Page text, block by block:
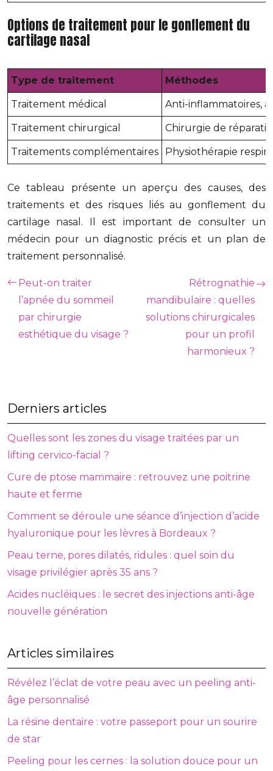
Options de traitement pour le gonflement du
cartilage nasal
Type de traitement Méthodes
Traitement médical Anti-inflammatoires,
Traitement chirurgical Chirurgie de
Traitements complémentaires Physiothérapie
Ce tableau présente un aperçu des causes, des
traitements et des risques liés au gonflement du
cartilage nasal. Il est important de consulter un
médecin pour un diagnostic précis et un plan de
traitement personnalisé.
Peut-on traiter
l’apnée du sommeil
par chirurgie
esthétique du visage ?
Rétrognathie
mandibulaire : quelles
solutions chirurgicales
pour un profil
harmonieux ?
Derniers articles
Quelles sont les zones du visage traitées par un
lifting cervico-facial ?
Cure de ptose mammaire : retrouvez une poitrine
haute et ferme
Comment se déroule une séance d’injection d’acide
hyaluronique pour les lèvres à Bordeaux ?
Peau terne, pores dilatés, ridules : quel soin du
visage privilégier après 35 ans ?
Acides nucléiques : le secret des injections anti-âge
nouvelle génération
Articles similaires
Révélez l’éclat de votre peau avec un peeling anti-
âge personnalisé
La résine dentaire : votre passeport pour un sourire
de star
Peeling pour les cernes : la solution douce pour un